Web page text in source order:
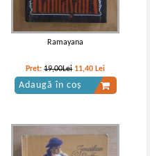
Ramayana
Pret:19,00Lei 11,40 Lei
Adaugă în coș